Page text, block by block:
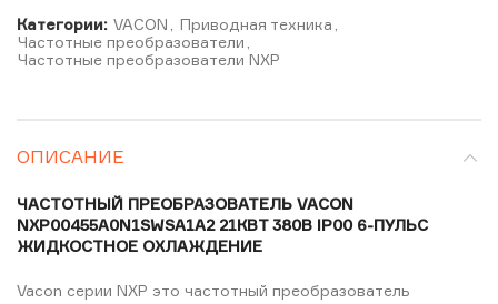
Категории: VACON Приводная техника
Частотные преобразователи
Частотные преобразователи NXP
ОПИСАНИЕ
ЧАСТОТНЫЙ ПРЕОБРАЗОВАТЕЛЬ VACON
NXP00455A0N1SWSA1A2 21КВТ 380В IP00 6-ПУЛЬС
ЖИДКОСТНОЕ ОХЛАЖДЕНИЕ
Vacon серии NXP это частотный преобразователь